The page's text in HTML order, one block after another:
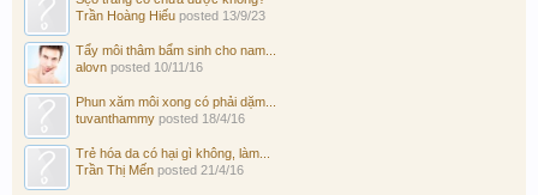
Trần Hoàng Hiếu posted 13/9/23
Tẩy môi thâm bẩm sinh cho nam...
alovn posted 10/11/16
Phun xăm môi xong có phải dặm...
tuvanthammy posted 18/4/16
Trẻ hóa da có hại gì không, làm...
Trần Thị Mến posted 21/4/16